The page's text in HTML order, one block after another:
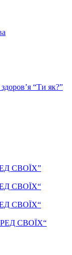
“Ти як?”
СВОЇХ”
СВОЇХ“
СВОЇХ“
СВОЇХ“